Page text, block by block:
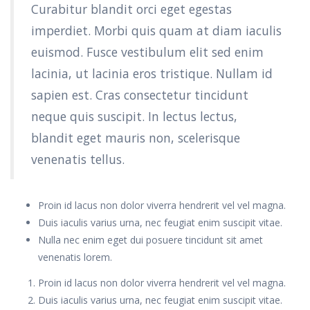
Curabitur blandit orci eget egestas
imperdiet. Morbi quis quam at diam iaculis
euismod. Fusce vestibulum elit sed enim
lacinia, ut lacinia eros tristique. Nullam id
sapien est. Cras consectetur tincidunt
neque quis suscipit. In lectus lectus,
blandit eget mauris non, scelerisque
venenatis tellus.
Proin id lacus non dolor viverra hendrerit vel vel magna.
Duis iaculis varius urna, nec feugiat enim suscipit vitae.
Nulla nec enim eget dui posuere tincidunt sit amet
venenatis lorem.
Proin id lacus non dolor viverra hendrerit vel vel magna.
Duis iaculis varius urna, nec feugiat enim suscipit vitae.